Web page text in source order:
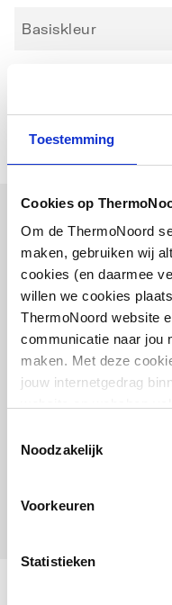
Toestemming
Cookies op
Om de ThermoNoord
maken, gebruiken wij
cookies (en daarmee
willen we cookies
ThermoNoord website
communicatie naar jou
maken. Met deze
jouw internetgedrag
communicatie aan jouw
Noodzakelijk
Voorkeuren
Statistieken
Basiskleur
Bijpassende
Vaak samen
filter
Wit
artikel: